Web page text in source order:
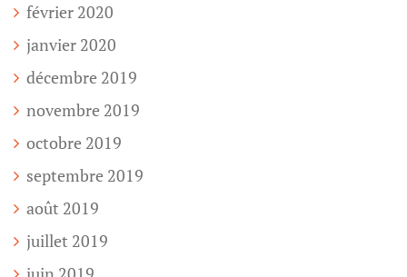
février 2020
janvier 2020
décembre 2019
novembre 2019
octobre 2019
septembre 2019
août 2019
juillet 2019